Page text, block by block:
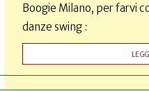
Boogie Milano, per farvi
danze swing :